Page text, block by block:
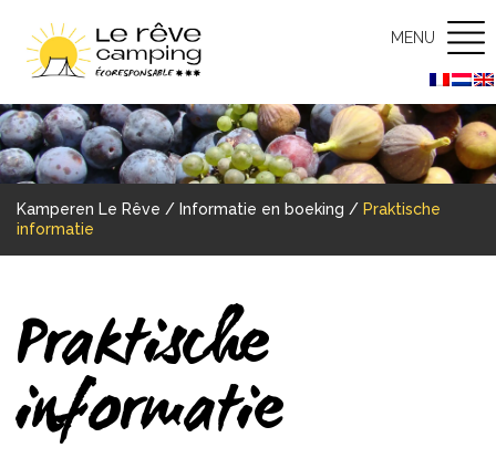
MENU
Kamperen Le Rêve / Informatie en boeking / Praktische
informatie
Praktische
informatie